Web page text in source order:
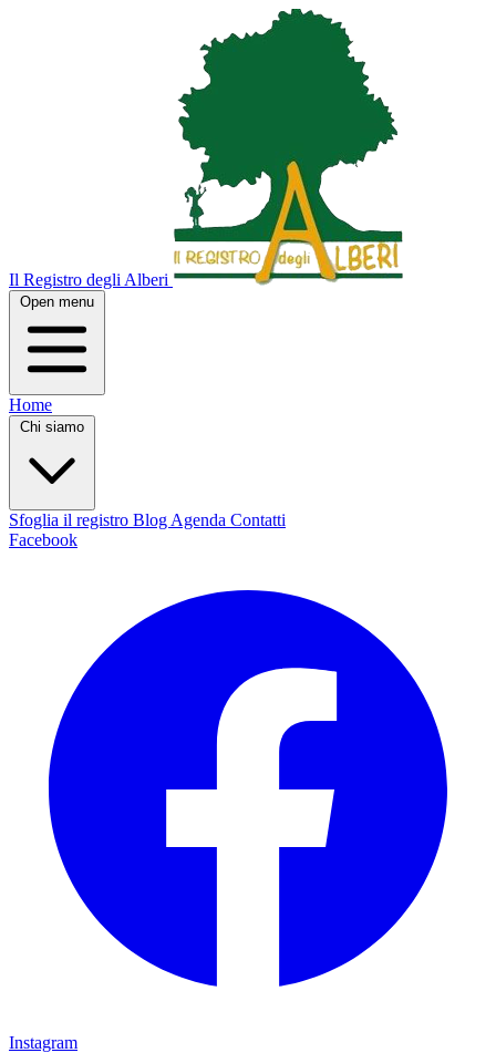
Il Registro degli Alberi
Open menu
Home
Chi siamo
Sfoglia il registro Blog Agenda Contatti
Facebook
Instagram